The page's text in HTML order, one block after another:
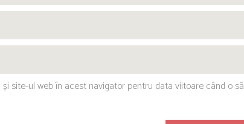
site-ul web în acest navigator pentru data viitoare când o să